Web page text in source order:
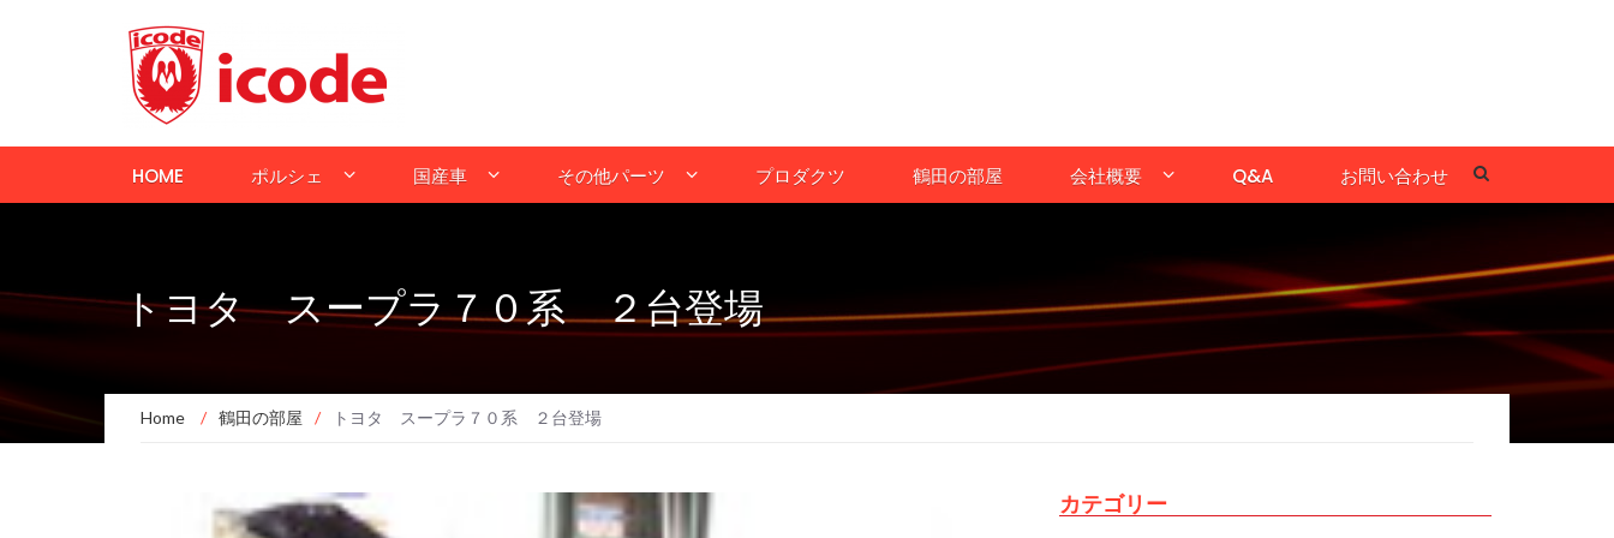
HOME ポルシェ 国産車 その他パーツ プロダクツ 鶴田の部屋 会社概要 Q&A お問い合わせ
トヨタ スープラ７０系 ２台登場
Home / 鶴田の部屋 / トヨタ スープラ７０系 ２台登場
カテゴリー